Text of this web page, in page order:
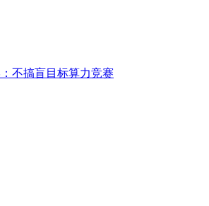
不搞盲目标算力竞赛